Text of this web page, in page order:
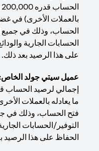
الحساب، وذلك في جميع
الحسابات الجارية
على هذا الرصيد بعد ذلك.
عميل سيتي جولد
فتح الحساب، وذلك في
التوفير/الحسابات
الحفاظ على هذا الرصيد